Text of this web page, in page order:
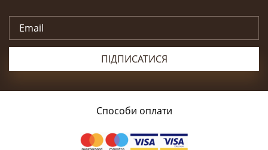
ПІДПИСАТИСЯ
Способи оплати